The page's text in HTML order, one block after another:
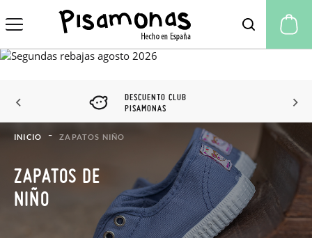
DESCUENTO CLUB
PISAMONAS
INICIO ZAPATOS NIÑO
ZAPATOS DE
NIÑO